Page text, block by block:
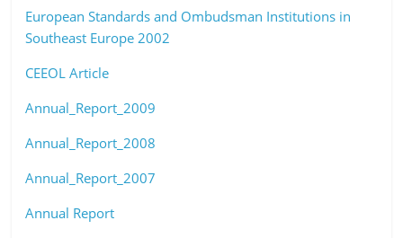
European Standards and Ombudsman Institutions in
Southeast Europe 2002
CEEOL Article
Annual_Report_2009
Annual_Report_2008
Annual_Report_2007
Annual Report